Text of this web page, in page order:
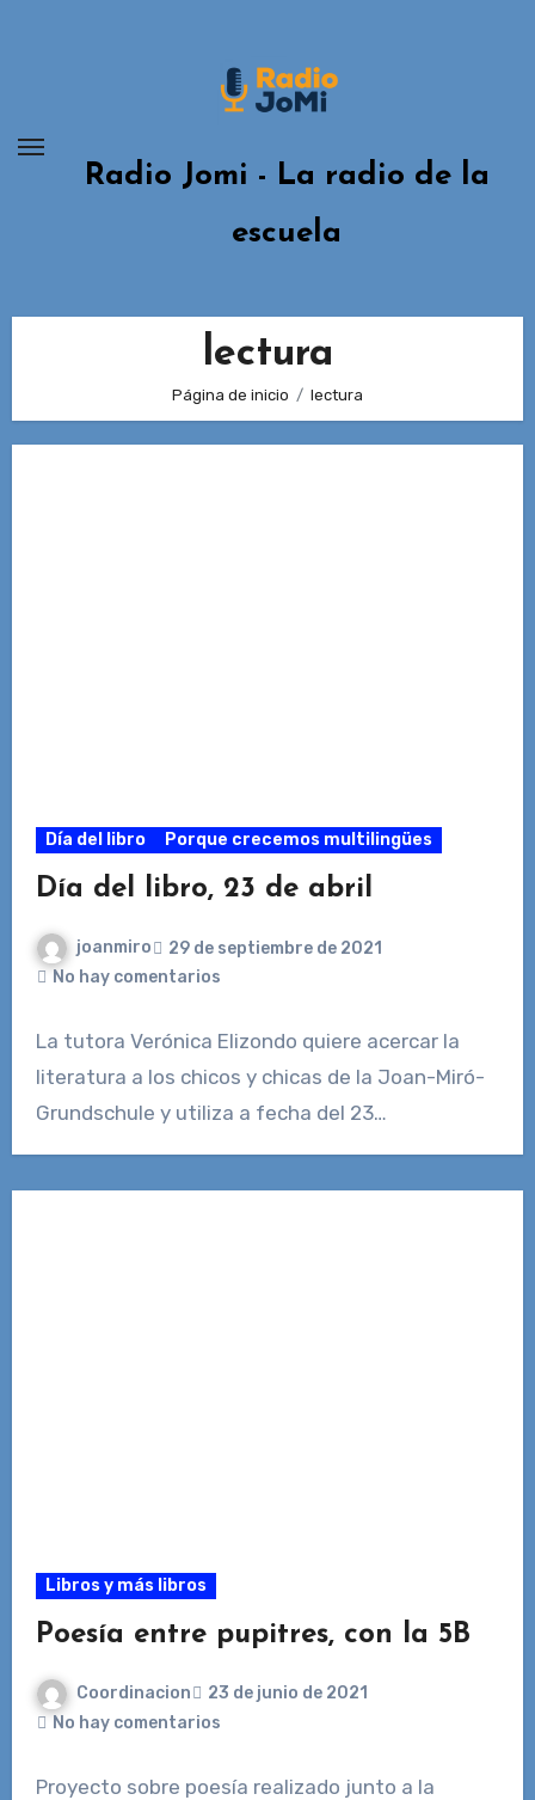
Radio Jomi - La radio de la
escuela
lectura
Página de inicio lectura
Día del libro Porque crecemos multilingües
Día del libro, 23 de abril
joanmiro
29 de septiembre de 2021
No hay comentarios
La tutora Verónica Elizondo quiere acercar la
literatura a los chicos y chicas de la Joan-Miró-
Grundschule y utiliza a fecha del 23…
Libros y más libros
Poesía entre pupitres, con la 5B
Coordinacion
23 de junio de 2021
No hay comentarios
Proyecto sobre poesía realizado junto a la